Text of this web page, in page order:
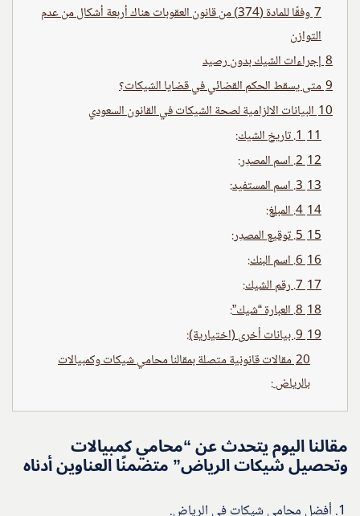
7
وفقًا للمادة (374) من قانون العقوبات هناك أربعة أشكال من عدم
التوازن
8 إجراءات الشيك بدون رصيد
9متى يسقط الحكم القضائي في قضايا الشيكات؟
10البيانات الالزامية لصحة الشيكات في القانون السعودي
111. تاريخ الشيك:
122. اسم المصدِر:
133. اسم المستفيد:
144. المبلغ:
155. توقيع المصدِر:
166. اسم البنك:
177. رقم الشيك:
188. العبارة “شيك”:
199. بيانات أخرى (اختيارية):
20مقالات قانونية متصلة بمقالنا محامي شيكات وكمبيالات
بالرياض :
مقالنا اليوم يتحدث عن “محامي كمبيالات
وتحصيل شيكات الرياض” متضمنًا العناوين أدناه
أفضل محامي شيكات في الرياض.